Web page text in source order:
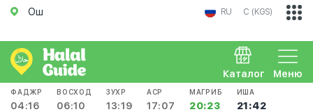
Ош RU С (KGS)
Меню
Каталог
ФАДЖР
04:16
ВОСХОД
06:10
ЗУХР
13:19
АСР
17:07
МАГРИБ
20:23
ИША
21:42